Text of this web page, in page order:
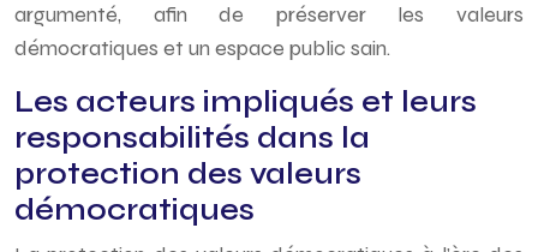
argumenté, afin de préserver les valeurs
démocratiques et un espace public sain.
Les acteurs impliqués et leurs
responsabilités dans la
protection des valeurs
démocratiques